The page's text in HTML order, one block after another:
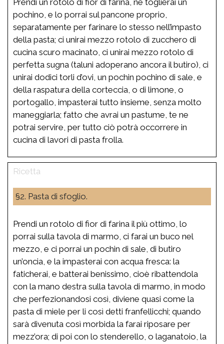
pochino, e lo porrai sul pancone proprio,
separatamente per farinare lo stesso nell’impasto
della pasta; ci unirai mezzo rotolo di zucchero di
cucina scuro macinato, ci unirai mezzo rotolo di
perfetta sugna (taluni adoperano ancora il butiro), ci
unirai dodici torli d’ovi, un pochin pochino di sale, e
della raspatura della corteccia, o di limone, o
portogallo, impasterai tutto insieme, senza molto
maneggiarla; fatto che avrai un pastume, te ne
potrai servire, per tutto ciò potrà occorrere in
cucina di lavori di pasta frolla.
§2. Pasta di sfoglio.
Prendi un rotolo di fior di farina il più ottimo, lo
porrai sulla tavola di marmo, ci farai un buco nel
mezzo, e ci porrai un pochin di sale, di butiro
un’oncia, e la impasterai con acqua fresca: la
faticherai, e batterai benissimo, cioè ribattendola
con la mano destra sulla tavola di marmo, in modo
che perfezionandosi così, diviene quasi come la
pasta di miele per li così detti franfellicchi; quando
sarà divenuta così morbida la farai riposare per
mezz’ora; di poi con lo stenderello, o laganatoio, la